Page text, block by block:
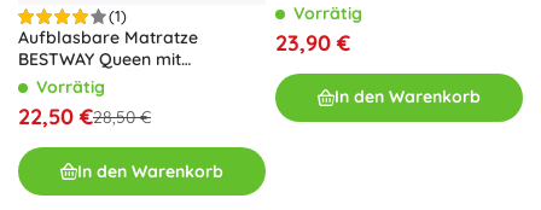
(1)
Aufblasbare Matratze
BESTWAY Queen mit
integrierter Fußpumpe 203 ×
152 × 28 cm
Vorrätig
22,50 €28,50 €
In den Warenkorb
Vorrätig
23,90 €
In den Warenkorb